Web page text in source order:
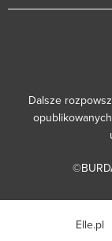
Dalsze
Elle.pl